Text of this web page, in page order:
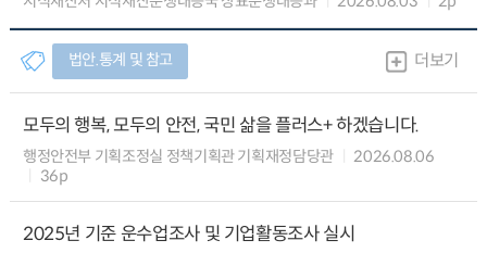
법안.통계 및 참고 더보기
모두의 행복, 모두의 안전, 국민 삶을 플러스+ 하겠습니다.
행정안전부 기획조정실 정책기획관 기획재정담당관
2026.08.06
36p
2025년 기준 운수업조사 및 기업활동조사 실시